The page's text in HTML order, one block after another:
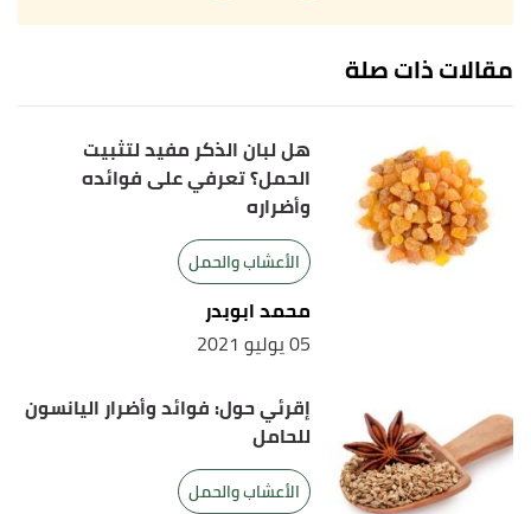
↑
Yvette Brazier (3/1/2020),"What are the health
benefits of cinnamon?"
19/4/2021. Edited.
^أب Cathy Wong (26/2/2020),"Health Benefits of
verywellfit, Retrieved 19/4/2021. Edited.
مقالات ذات صلة
هل لبان الذكر مفيد لتثبيت
الحمل؟ تعرفي على فوائده
وأضراره
الأعشاب والحمل
محمد ابوبدر
05 يوليو 2021
إقرئي حول: فوائد وأضرار اليانسون
للحامل
الأعشاب والحمل